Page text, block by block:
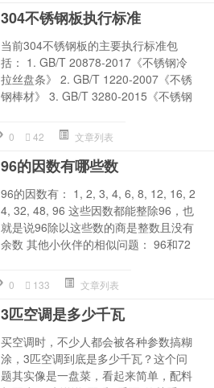
304不锈钢板执行标准
当前304不锈钢板的主要执行标准包
括： 1. GB/T 20878-2017《不锈钢冷
拉丝盘条》 2. GB/T 1220-2007《不锈
钢棒材》 3. GB/T 3280-2015《不锈钢
0 42 文章列表
96的因数有哪些数
96的因数有： 1, 2, 3, 4, 6, 8, 12, 16, 2
4, 32, 48, 96 这些因数都能整除96，也
就是说96除以这些数的商是整数且没有
余数 其他小伙伴的相似问题： 96和72
0 133 文章列表
3匹空调是多少千瓦
买空调时，不少人都会被各种参数搞糊
涂，3匹空调到底是多少千瓦？这个问
题其实像是一盘菜，看起来简单，配料